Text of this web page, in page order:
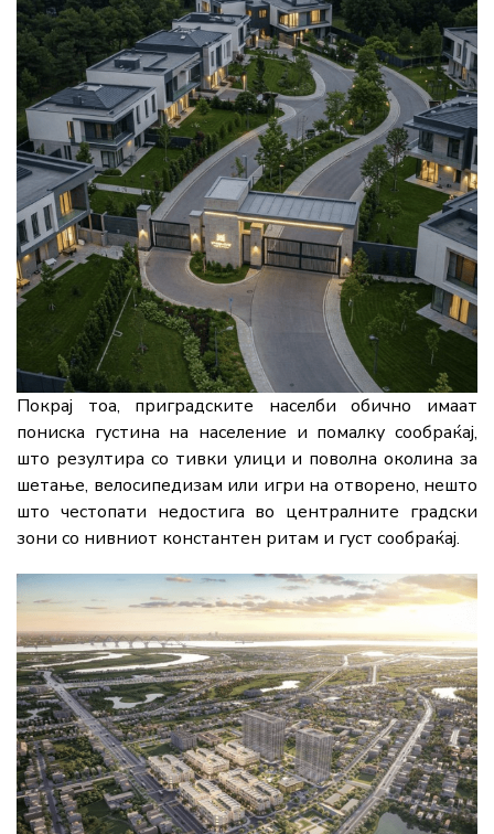
Покрај тоа, приградските населби обично имаат
пониска густина на население и помалку сообраќај,
што резултира со тивки улици и поволна околина за
шетање, велосипедизам или игри на отворено, нешто
што честопати недостига во централните градски
зони со нивниот константен ритам и густ сообраќај.